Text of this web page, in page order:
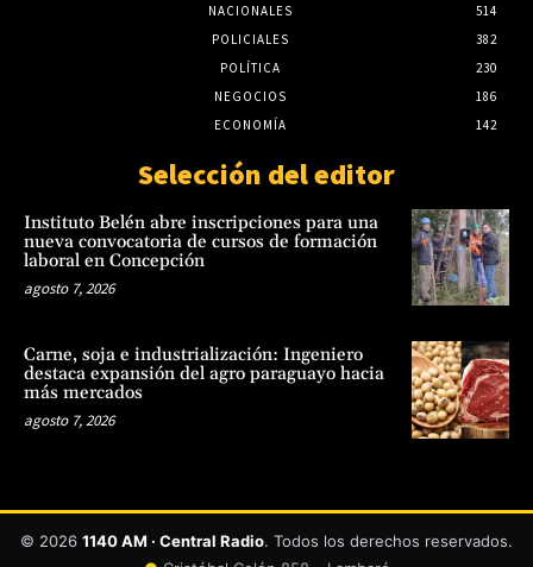
NACIONALES
514
POLICIALES
382
POLÍTICA
230
NEGOCIOS
186
ECONOMÍA
142
Selección del editor
Instituto Belén abre inscripciones para una
nueva convocatoria de cursos de formación
laboral en Concepción
agosto 7, 2026
Carne, soja e industrialización: Ingeniero
destaca expansión del agro paraguayo hacia
más mercados
agosto 7, 2026
© 2026 1140 AM · Central Radio. Todos los derechos reservados.